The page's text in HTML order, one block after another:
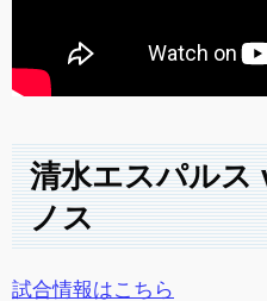
清水エスパルス
ノス
試合情報はこちら